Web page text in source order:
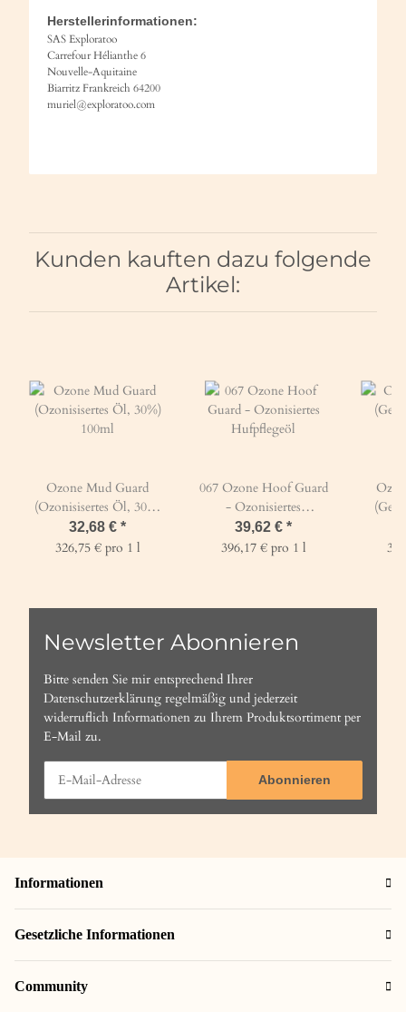
Herstellerinformationen:
SAS Exploratoo
Carrefour Hélianthe 6
Nouvelle-Aquitaine
Biarritz Frankreich 64200
muriel@exploratoo.com
Kunden kauften dazu folgende
Artikel:
Ozone Mud Guard
(Ozonisisertes Öl, 30%)
100ml
32,68 € *
326,75 € pro 1 l
067 Ozone Hoof Guard
- Ozonisiertes
Hufpflegeöl
39,62 € *
396,17 € pro 1 l
Newsletter Abonnieren
Bitte senden Sie mir entsprechend Ihrer
Datenschutzerklärung regelmäßig und jederzeit
widerruflich Informationen zu Ihrem Produktsortiment per
E-Mail zu.
Abonnieren
Informationen
Gesetzliche Informationen
Community